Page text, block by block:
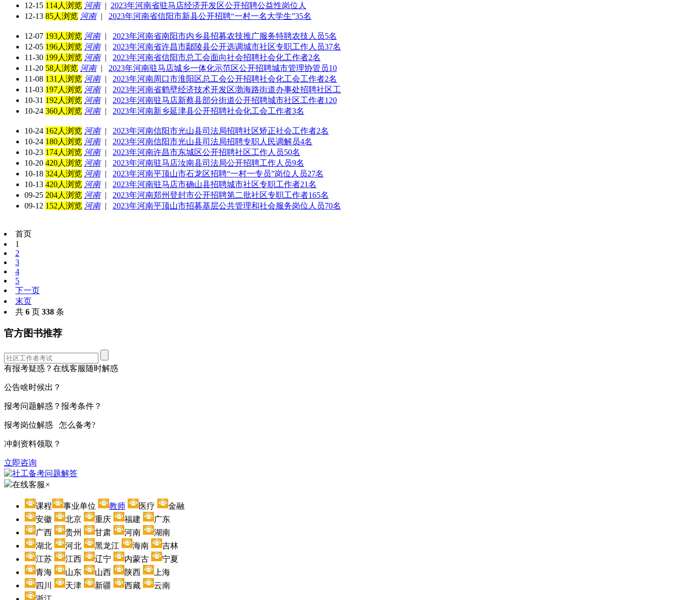
12-15 114人浏览 河南| ​2023年河南省驻马店经济开发区公开招聘公益性岗位人
12-13 85人浏览 河南| 2023年河南省信阳市新县公开招聘“一村一名大学生”35名
12-07 193人浏览 河南|
2023年河南省南阳市内乡县招募农技推广服务特聘农技人员5名
12-05 196人浏览 河南|
2023年河南省许昌市鄢陵县公开选调城市社区专职工作人员37名
11-30 199人浏览 河南|
2023年河南省信阳市总工会面向社会招聘社会化工作者2名
11-20 58人浏览 河南|
2023年河南驻马店城乡一体化示范区公开招聘城市管理协管员10
11-08 131人浏览 河南|
2023年河南周口市淮阳区总工会公开招聘社会化工会工作者2名
11-03 197人浏览 河南|
2023年河南省鹤壁经济技术开发区渤海路街道办事处招聘社区工
10-31 192人浏览 河南|
2023年河南驻马店新蔡县部分街道公开招聘城市社区工作者120
10-24 360人浏览 河南| 2023年河南新乡延津县公开招聘社会化工会工作者3名
10-24 162人浏览 河南|
2023年河南信阳市光山县司法局招聘社区矫正社会工作者2名
10-24 180人浏览 河南|
2023年河南信阳市光山县司法局招聘专职人民调解员4名
10-23 174人浏览 河南|
2023年河南许昌市东城区公开招聘社区工作人员50名
10-20 420人浏览 河南|
2023年河南驻马店汝南县司法局公开招聘工作人员9名
10-18 324人浏览 河南|
2023年河南平顶山市石龙区招聘“一村一专员”岗位人员27名
10-13 420人浏览 河南|
2023年河南驻马店市确山县招聘城市社区专职工作者21名
09-25 204人浏览 河南|
2023年河南郑州登封市公开招聘第二批社区专职工作者165名
09-12 152人浏览 河南| 2023年河南平顶山市招募基层公共管理和社会服务岗位人员70名
首页
1
2
3
4
5
下一页
末页
共 6 页 338 条
官方图书推荐
有报考疑惑？在线客服随时解惑
公告啥时候出？
报考问题解惑？报考条件？
报考岗位解惑 怎么备考?
冲刺资料领取？
立即咨询
在线客服 ×
课程 事业单位 教师 医疗
金融
安徽
北京 重庆 福建
广东
广西
贵州 甘肃 河南
湖南
湖北
河北 黑龙江 海南
吉林
江苏
江西 辽宁 内蒙古
宁夏
青海
山东 山西 陕西
上海
四川
天津 新疆 西藏
云南